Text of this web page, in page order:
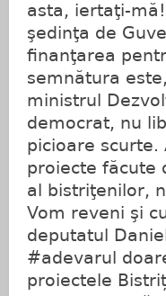
asta, iertaţi-
şedinţa de
finanţarea
semnătura
ministrul
democrat, nu
picioare
proiecte făcute
al bistriţenilor,
Vom reveni şi
deputatul
#adevarul
proiectele